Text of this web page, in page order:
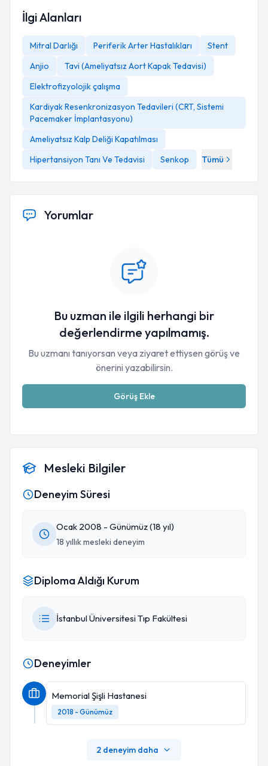
İlgi Alanları
Mitral Darlığı Periferik Arter Hastalıkları
Stent
Anjio
Tavi (Ameliyatsız Aort Kapak Tedavisi)
Elektrofizyolojik çalışma
Kardiyak Resenkronizasyon Tedavileri (CRT, Sistemi
Pacemaker İmplantasyonu)
Ameliyatsız Kalp Deliği Kapatılması
Hipertansiyon Tanı Ve Tedavisi
Senkop Tümü
Yorumlar
Bu uzman ile ilgili herhangi bir
değerlendirme yapılmamış.
Bu uzmanı tanıyorsan veya ziyaret ettiysen görüş ve
önerini yazabilirsin.
Görüş Ekle
Mesleki Bilgiler
Deneyim Süresi
Ocak 2008 - Günümüz (18 yıl)
18 yıllık mesleki deneyim
Diploma Aldığı Kurum
İstanbul Üniversitesi Tıp Fakültesi
Deneyimler
Memorial Şişli Hastanesi
2018 - Günümüz
2 deneyim daha